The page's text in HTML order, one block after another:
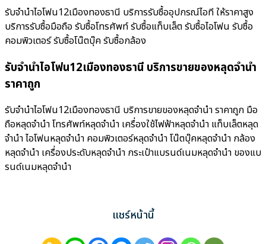
รับจำนำไอโฟน12เมืองทองธานี บริการรับซื้ออุปกรณ์ไอที ให้ราคาสูง
บริการรับซื้อมือถือ รับซื้อโทรศัพท์ รับซื้อแท็บเล็ต รับซื้อไอโฟน รับซื้อ
คอมพิวเตอร์ รับซื้อโน๊ตบุ๊ค รับซื้อกล้อง
รับจำนำไอโฟน12เมืองทองธานี บริการขายของหลุดจำนำ
ราคาถูก
รับจำนำไอโฟน12เมืองทองธานี บริการขายของหลุดจำนำ ราคาถูก มือ
ถือหลุดจำนำ โทรศัพท์หลุดจำนำ เครื่องใช้ไฟฟ้าหลุดจำนำ แท็บเล็ตหลุด
จำนำ ไอโฟนหลุดจำนำ คอมพิวเตอร์หลุดจำนำ โน๊ตบุ๊คหลุดจำนำ กล้อง
หลุดจำนำ เครื่องประดับหลุดจำนำ กระเป๋าแบรนด์เนมหลุดจำนำ ของแบ
รนด์เนมหลุดจำนำ
แชร์หน้านี้